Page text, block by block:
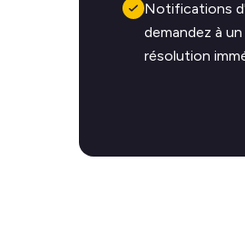
Notifications
demandez à
résolution